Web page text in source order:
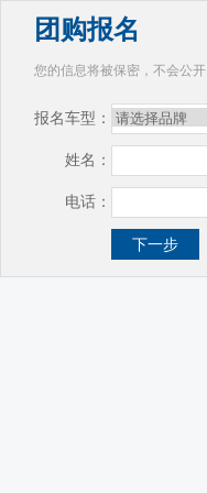
团购报名
您的信息将被保密，不会公开
报名车型：
姓名：
电话：